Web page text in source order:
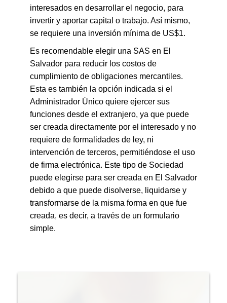
interesados ​​en desarrollar el negocio, para
invertir y aportar capital o trabajo. Así mismo,
se requiere una inversión mínima de US$1.
Es recomendable elegir una SAS en El
Salvador para reducir los costos de
cumplimiento de obligaciones mercantiles.
Esta es también la opción indicada si el
Administrador Único quiere ejercer sus
funciones desde el extranjero, ya que puede
ser creada directamente por el interesado y no
requiere de formalidades de ley, ni
intervención de terceros, permitiéndose el uso
de firma electrónica. Este tipo de Sociedad
puede elegirse para ser creada en El Salvador
debido a que puede disolverse, liquidarse y
transformarse de la misma forma en que fue
creada, es decir, a través de un formulario
simple.